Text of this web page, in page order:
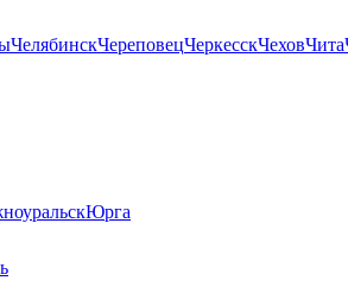
ЧелябинскЧереповецЧеркесскЧеховЧита
Юрга